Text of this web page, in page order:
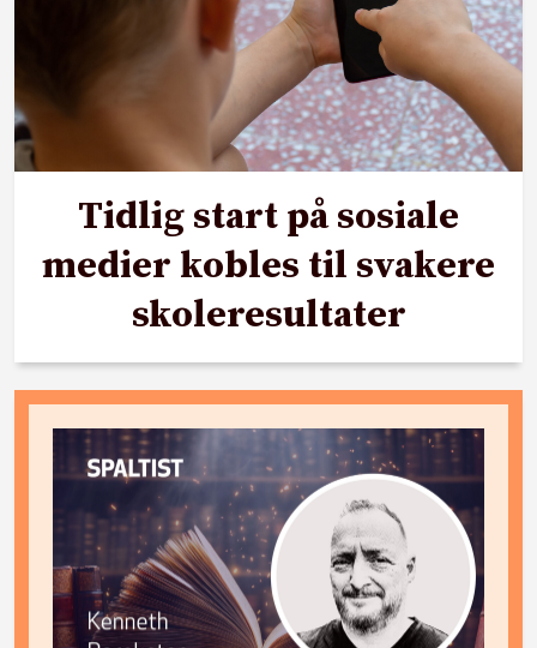
Tidlig start på sosiale
medier kobles til svakere
skoleresultater